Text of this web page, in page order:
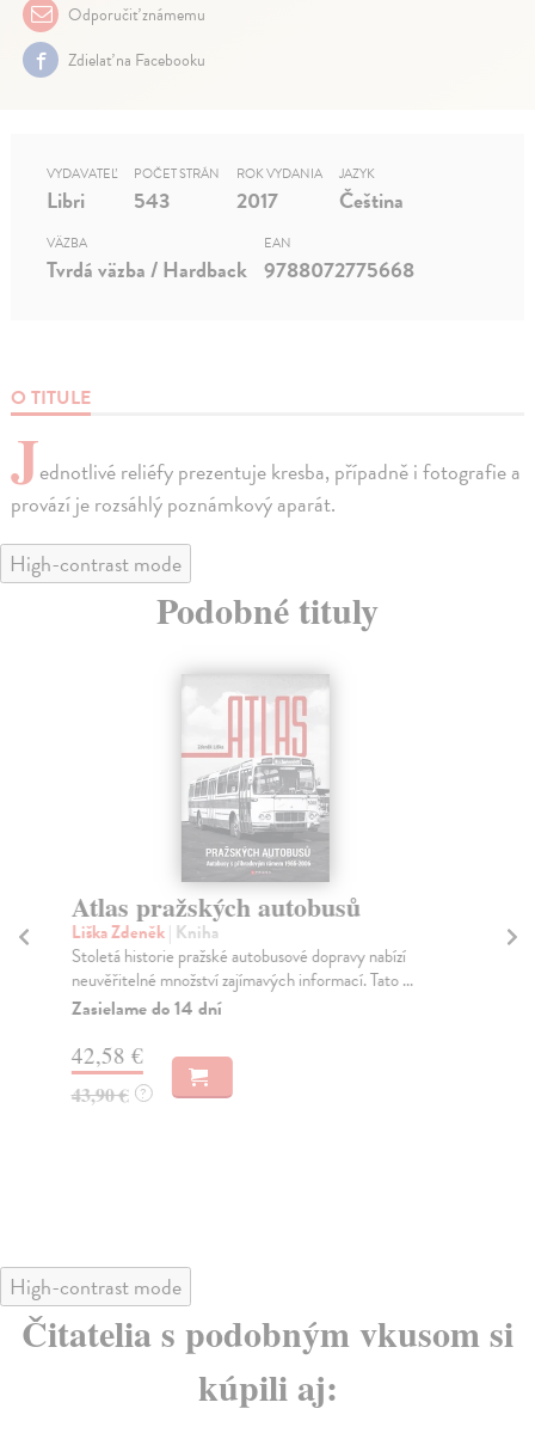
Odporučiť známemu
Zdielať na Facebooku
O TITULE
Jednotlivé reliéfy prezentuje kresba, případně i fotografie a
provází je rozsáhlý poznámkový aparát.
VYDAVATEĽ
Libri
POČET STRÁN
543
ROK VYDANIA
2017
JAZYK
Čeština
VÄZBA
Tvrdá väzba / Hardback
EAN
9788072775668
High-contrast mode
Podobné tituly
Atlas pražských autobusů
Liška Zdeněk| Kniha
Stoletá historie pražské autobusové dopravy nabízí
neuvěřitelné množství zajímavých informací. Tato ...
Zasielame do 14 dní
42,58 €
43,90 € ?
High-contrast mode
Čitatelia s podobným vkusom si
kúpili aj: